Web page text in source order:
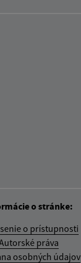
o stránke:
o prístupnosti
práva
osobných údajov